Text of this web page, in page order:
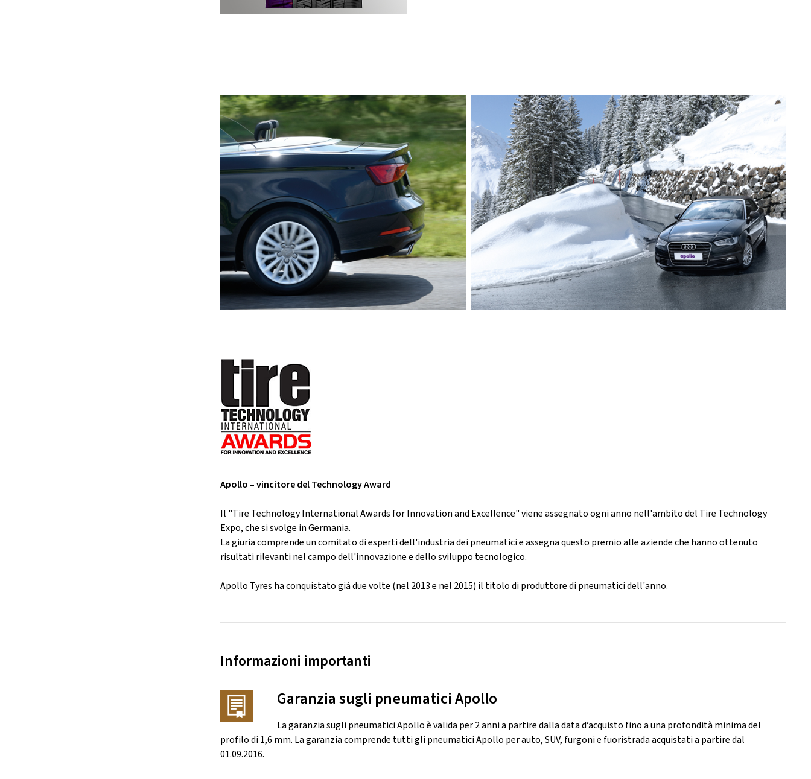
Apollo – vincitore del Technology Award
Il "Tire Technology International Awards for Innovation and Excellence" viene assegnato ogni anno nell'ambito del Tire Technology
Expo, che si svolge in Germania.
La giuria comprende un comitato di esperti dell'industria dei pneumatici e assegna questo premio alle aziende che hanno ottenuto
risultati rilevanti nel campo dell'innovazione e dello sviluppo tecnologico.
Apollo Tyres ha conquistato già due volte (nel 2013 e nel 2015) il titolo di produttore di pneumatici dell'anno.
Informazioni importanti
Garanzia sugli pneumatici Apollo
La garanzia sugli pneumatici Apollo è valida per 2 anni a partire dalla data d‘acquisto fino a una profondità minima del
profilo di 1,6 mm. La garanzia comprende tutti gli pneumatici Apollo per auto, SUV, furgoni e fuoristrada acquistati a partire dal
01.09.2016.